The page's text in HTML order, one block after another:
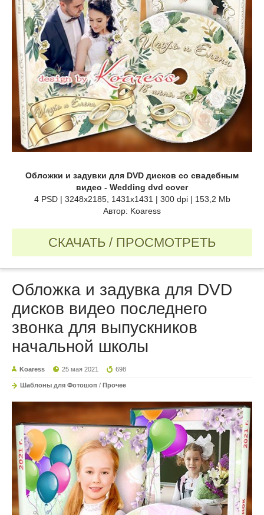
Обложки и задувки для DVD дисков со свадебным
видео - Wedding dvd cover
4 PSD | 3248x2185, 1431x1431 | 300 dpi | 153,2 Mb
Автор: Koaress
СКАЧАТЬ / ПРОСМОТРЕТЬ
Обложка и задувка для DVD
дисков видео последнего
звонка для выпускников
начальной школы
Koaress 25 мая 2021 698
Шаблоны для Фотошоп / Прочее